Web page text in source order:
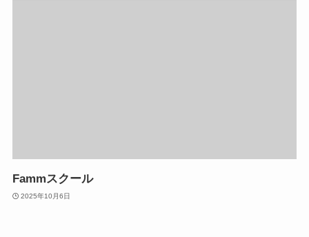
Fammスクール
2025年10月6日